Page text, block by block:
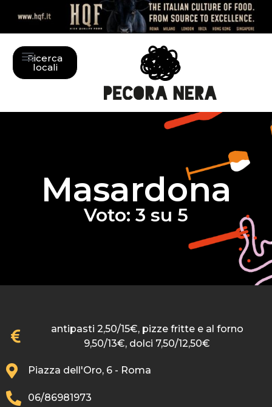
Ricerca
locali
Masardona
Voto: 3 su 5
antipasti 2,50/15€, pizze fritte e al forno
9,50/13€, dolci 7,50/12,50€
Piazza dell'Oro, 6 - Roma
06/86981973